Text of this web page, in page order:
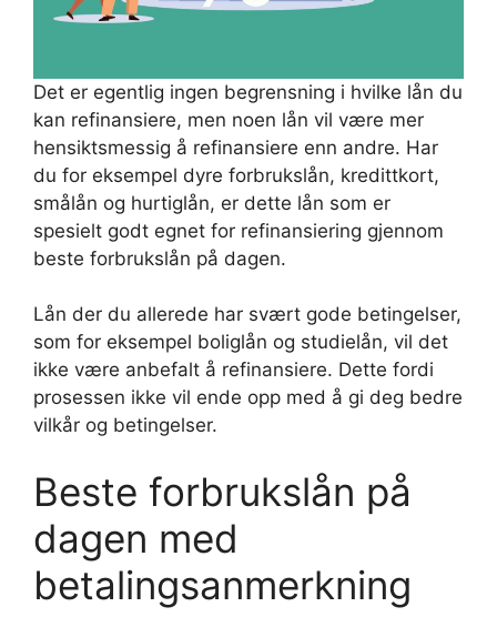
Det er egentlig ingen begrensning i hvilke lån du
kan refinansiere, men noen lån vil være mer
hensiktsmessig å refinansiere enn andre. Har
du for eksempel dyre forbrukslån, kredittkort,
smålån og hurtiglån, er dette lån som er
spesielt godt egnet for refinansiering gjennom
beste forbrukslån på dagen.
Lån der du allerede har svært gode betingelser,
som for eksempel boliglån og studielån, vil det
ikke være anbefalt å refinansiere. Dette fordi
prosessen ikke vil ende opp med å gi deg bedre
vilkår og betingelser.
Beste forbrukslån på
dagen med
betalingsanmerkning